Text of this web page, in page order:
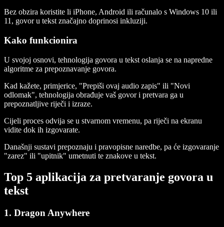
Bez obzira koristite li iPhone, Android ili računalo s Windows 10 ili
11, govor u tekst značajno doprinosi inkluziji.
Kako funkcionira
U svojoj osnovi, tehnologija govora u tekst oslanja se na napredne
algoritme za prepoznavanje govora.
Kad kažete, primjerice, "Prepiši ovaj audio zapis" ili "Novi
odlomak", tehnologija obrađuje vaš govor i pretvara ga u
prepoznatljive riječi i izraze.
Cijeli proces odvija se u stvarnom vremenu, pa riječi na ekranu
vidite dok ih izgovarate.
Današnji sustavi prepoznaju i pravopisne naredbe, pa će izgovaranje
"zarez" ili "upitnik" umetnuti te znakove u tekst.
Top 5 aplikacija za pretvaranje govora u
tekst
1. Dragon Anywhere